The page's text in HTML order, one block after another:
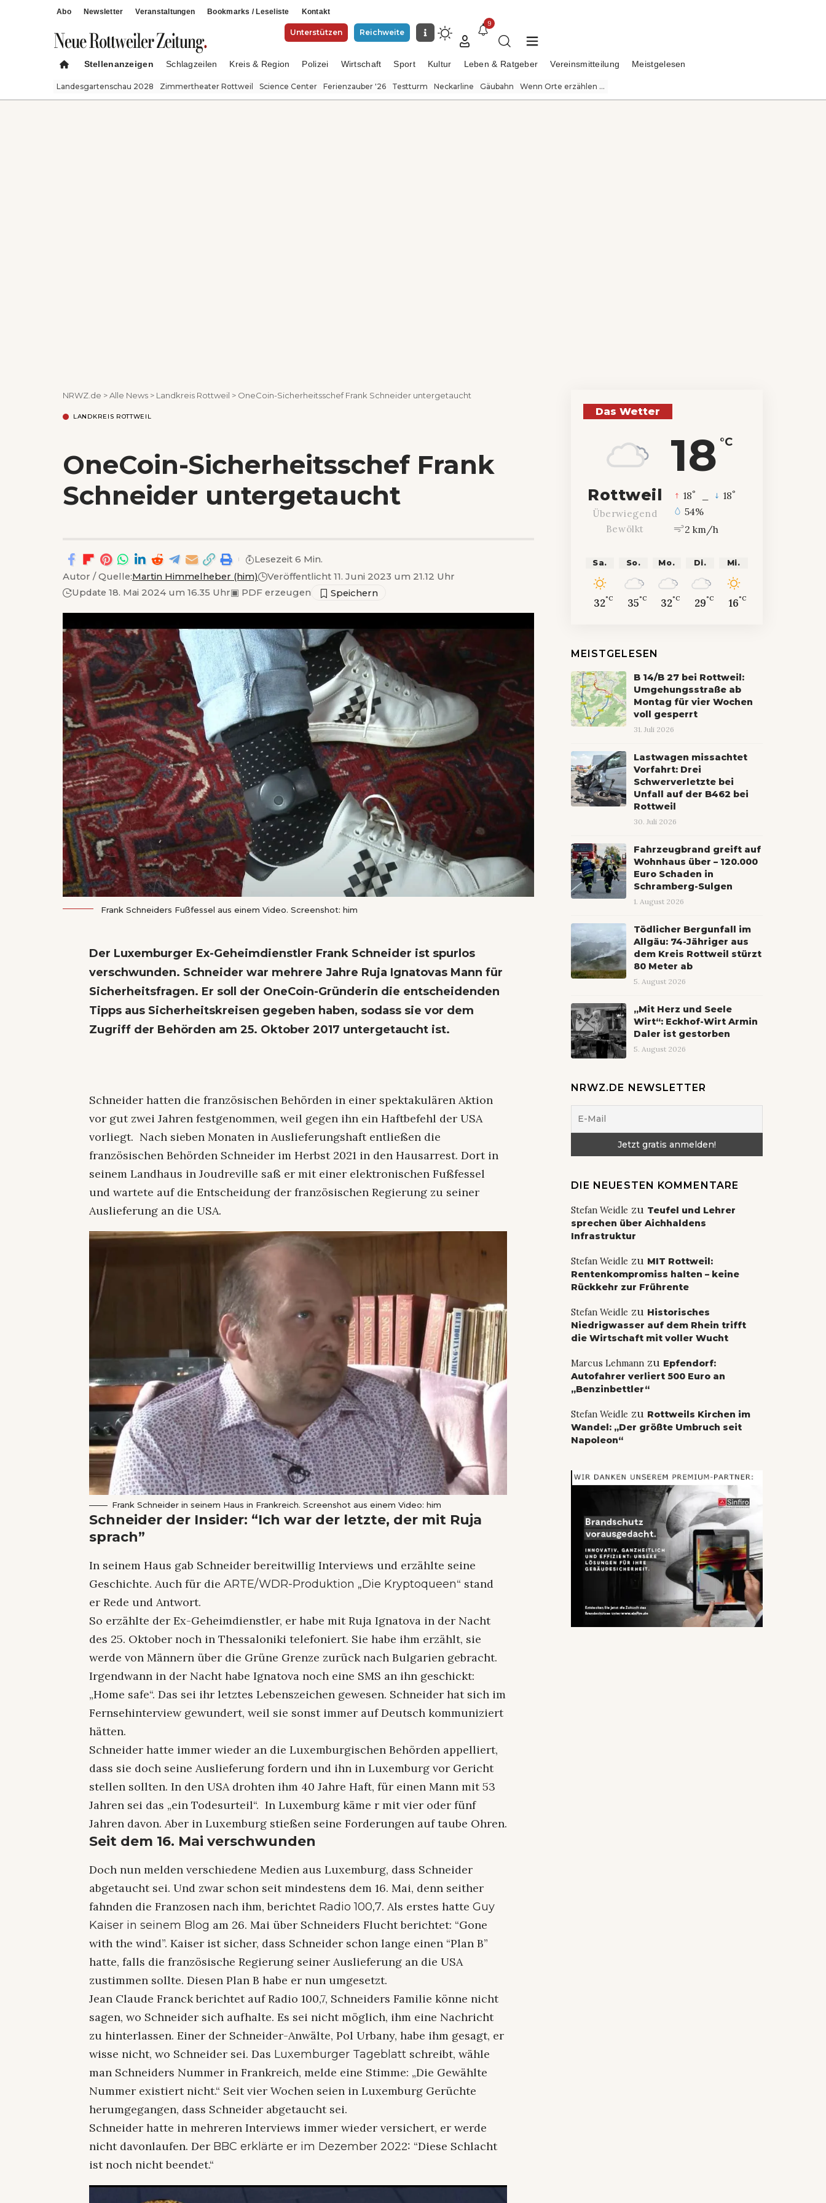
Abo Newsletter Veranstaltungen Bookmarks / Leseliste Kontakt
Unterstützen Reichweite
9
Stellenanzeigen Schlagzeilen Kreis & Region Polizei Wirtschaft Sport Kultur Leben & Ratgeber Vereinsmitteilung Meistgelesen
Landesgartenschau 2028 Zimmertheater Rottweil Science Center Ferienzauber '26 Testturm Neckarline Gäubahn Wenn Orte erzählen ...
NRWZ.de >Alle News > Landkreis Rottweil > OneCoin-Sicherheitsschef Frank Schneider untergetaucht
LANDKREIS ROTTWEIL
OneCoin-Sicherheitsschef Frank
Schneider untergetaucht
Autor / Quelle:Martin Himmelheber (him)
Veröffentlicht 11. Juni 2023 um 21.12 Uhr
Update 18. Mai 2024 um 16.35 Uhr▣ PDF erzeugen
Lesezeit 6 Min.
Frank Schneiders Fußfessel aus einem Video. Screenshot: him
Der Luxemburger Ex-Geheimdienstler Frank Schneider ist spurlos
verschwunden. Schneider war mehrere Jahre Ruja Ignatovas Mann für
Sicherheitsfragen. Er soll der OneCoin-Gründerin die entscheidenden
Tipps aus Sicherheitskreisen gegeben haben, sodass sie vor dem
Zugriff der Behörden am 25. Oktober 2017 untergetaucht ist.
Schneider hatten die französischen Behörden in einer spektakulären Aktion
vor gut zwei Jahren festgenommen, weil gegen ihn ein Haftbefehl der USA
vorliegt. Nach sieben Monaten in Auslieferungshaft entließen die
französischen Behörden Schneider im Herbst 2021 in den Hausarrest. Dort in
seinem Landhaus in Joudreville saß er mit einer elektronischen Fußfessel
und wartete auf die Entscheidung der französischen Regierung zu seiner
Auslieferung an die USA.
Frank Schneider in seinem Haus in Frankreich. Screenshot aus einem Video: him
Schneider der Insider: “Ich war der letzte, der mit Ruja
sprach”
In seinem Haus gab Schneider bereitwillig Interviews und erzählte seine
Geschichte. Auch für dieARTE/WDR-Produktion „Die Kryptoqueen“ stand
er Rede und Antwort.
So erzählte der Ex-Geheimdienstler, er habe mit Ruja Ignatova in der Nacht
des 25. Oktober noch in Thessaloniki telefoniert. Sie habe ihm erzählt, sie
werde von Männern über die Grüne Grenze zurück nach Bulgarien gebracht.
Irgendwann in der Nacht habe Ignatova noch eine SMS an ihn geschickt:
„Home safe“. Das sei ihr letztes Lebenszeichen gewesen. Schneider hat sich im
Fernsehinterview gewundert, weil sie sonst immer auf Deutsch kommuniziert
hätten.
Schneider hatte immer wieder an die Luxemburgischen Behörden appelliert,
dass sie doch seine Auslieferung fordern und ihn in Luxemburg vor Gericht
stellen sollten. In den USA drohten ihm 40 Jahre Haft, für einen Mann mit 53
Jahren sei das „ein Todesurteil“. In Luxemburg käme r mit vier oder fünf
Jahren davon. Aber in Luxemburg stießen seine Forderungen auf taube Ohren.
Seit dem 16. Mai verschwunden
Doch nun melden verschiedene Medien aus Luxemburg, dass Schneider
abgetaucht sei. Und zwar schon seit mindestens dem 16. Mai, denn seither
fahnden die Franzosen nach ihm, berichtet Radio 100,7. Als erstes hatteGuy
Kaiser in seinem Blog am 26. Mai über Schneiders Flucht berichtet: “Gone
with the wind”. Kaiser ist sicher, dass Schneider schon lange einen “Plan B”
hatte, falls die französische Regierung seiner Auslieferung an die USA
zustimmen sollte. Diesen Plan B habe er nun umgesetzt.
Jean Claude Franck berichtet auf Radio 100,7, Schneiders Familie könne nicht
sagen, wo Schneider sich aufhalte. Es sei nicht möglich, ihm eine Nachricht
zu hinterlassen. Einer der Schneider-Anwälte, Pol Urbany, habe ihm gesagt, er
wisse nicht, wo Schneider sei. Das Luxemburger Tageblatt schreibt, wähle
man Schneiders Nummer in Frankreich, melde eine Stimme: „Die Gewählte
Nummer existiert nicht.“ Seit vier Wochen seien in Luxemburg Gerüchte
herumgegangen, dass Schneider abgetaucht sei.
Schneider hatte in mehreren Interviews immer wieder versichert, er werde
nicht davonlaufen. Der BBC erklärte er im Dezember 2022: “Diese Schlacht
ist noch nicht beendet.“
Das Wetter
18 °C
Rottweil
Überwiegend
Bewölkt
18° 18°
54%
2 km/h
Sa.
32°C
So.
35°C
Mo.
32°C
Di.
29°C
Mi.
16°C
MEISTGELESEN
B 14/B 27 bei Rottweil:
Umgehungsstraße ab
Montag für vier Wochen
voll gesperrt
31. Juli 2026
Lastwagen missachtet
Vorfahrt: Drei
Schwerverletzte bei
Unfall auf der B462 bei
Rottweil
30. Juli 2026
Fahrzeugbrand greift auf
Wohnhaus über – 120.000
Euro Schaden in
Schramberg-Sulgen
1. August 2026
Tödlicher Bergunfall im
Allgäu: 74-Jähriger aus
dem Kreis Rottweil stürzt
80 Meter ab
5. August 2026
„Mit Herz und Seele
Wirt“: Eckhof-Wirt Armin
Daler ist gestorben
5. August 2026
NRWZ.DE NEWSLETTER
DIE NEUESTEN KOMMENTARE
Stefan Weidle zu Teufel und Lehrer
sprechen über Aichhaldens
Infrastruktur
Stefan Weidle zu MIT Rottweil:
Rentenkompromiss halten – keine
Rückkehr zur Frührente
Stefan Weidle zu Historisches
Niedrigwasser auf dem Rhein trifft
die Wirtschaft mit voller Wucht
Marcus Lehmannzu Epfendorf:
Autofahrer verliert 500 Euro an
„Benzinbettler“
Stefan Weidle zu Rottweils Kirchen im
Wandel: „Der größte Umbruch seit
Napoleon“